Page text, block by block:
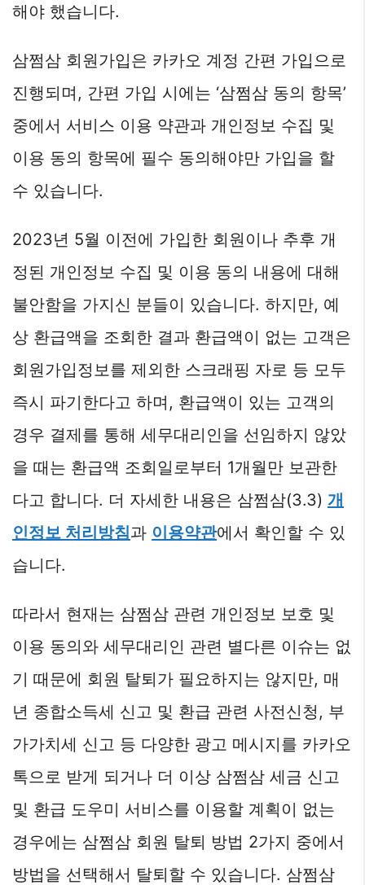
해야 했습니다.
삼쩜삼 회원가입은 카카오 계정 간편 가입으로
진행되며, 간편 가입 시에는 ‘삼쩜삼 동의 항목’
중에서 서비스 이용 약관과 개인정보 수집 및
이용 동의 항목에 필수 동의해야만 가입을 할
수 있습니다.
2023년 5월 이전에 가입한 회원이나 추후 개
정된 개인정보 수집 및 이용 동의 내용에 대해
불안함을 가지신 분들이 있습니다. 하지만, 예
상 환급액을 조회한 결과 환급액이 없는 고객은
회원가입정보를 제외한 스크래핑 자로 등 모두
즉시 파기한다고 하며, 환급액이 있는 고객의
경우 결제를 통해 세무대리인을 선임하지 않았
을 때는 환급액 조회일로부터 1개월만 보관한
다고 합니다. 더 자세한 내용은 삼쩜삼(3.3) 개
인정보 처리방침과 이용약관에서 확인할 수 있
습니다.
따라서 현재는 삼쩜삼 관련 개인정보 보호 및
이용 동의와 세무대리인 관련 별다른 이슈는 없
기 때문에 회원 탈퇴가 필요하지는 않지만, 매
년 종합소득세 신고 및 환급 관련 사전신청, 부
가가치세 신고 등 다양한 광고 메시지를 카카오
톡으로 받게 되거나 더 이상 삼쩜삼 세금 신고
및 환급 도우미 서비스를 이용할 계획이 없는
경우에는 삼쩜삼 회원 탈퇴 방법 2가지 중에서
방법을 선택해서 탈퇴할 수 있습니다. 삼쩜삼